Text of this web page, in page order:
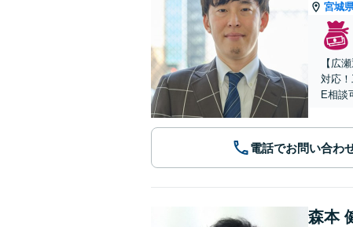
宮城
【広
対応
E相談
電話でお問い合わ
森本